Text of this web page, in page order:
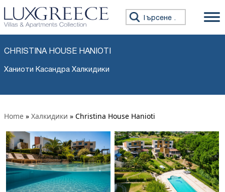
Търсене за:
CHRISTINA HOUSE HANIOTI
Ханиоти Касандра Халкидики
Home » Халкидики » Christina House Hanioti